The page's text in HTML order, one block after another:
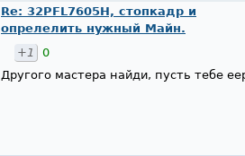
Re: 32PFL7605H, стопкадр и
опрелелить нужный Майн.
+1
0
Другого мастера найди, пусть тебе